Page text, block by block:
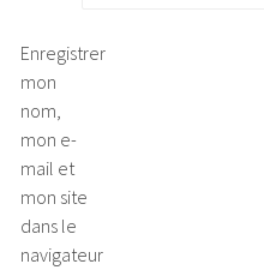
Enregistrer
mon
nom,
mon e-
mail et
mon site
dans le
navigateur